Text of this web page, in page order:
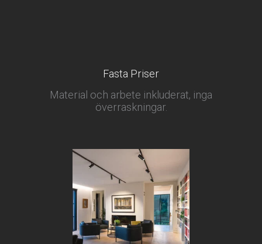
Fasta Priser
Material och arbete inkluderat, inga
överraskningar.